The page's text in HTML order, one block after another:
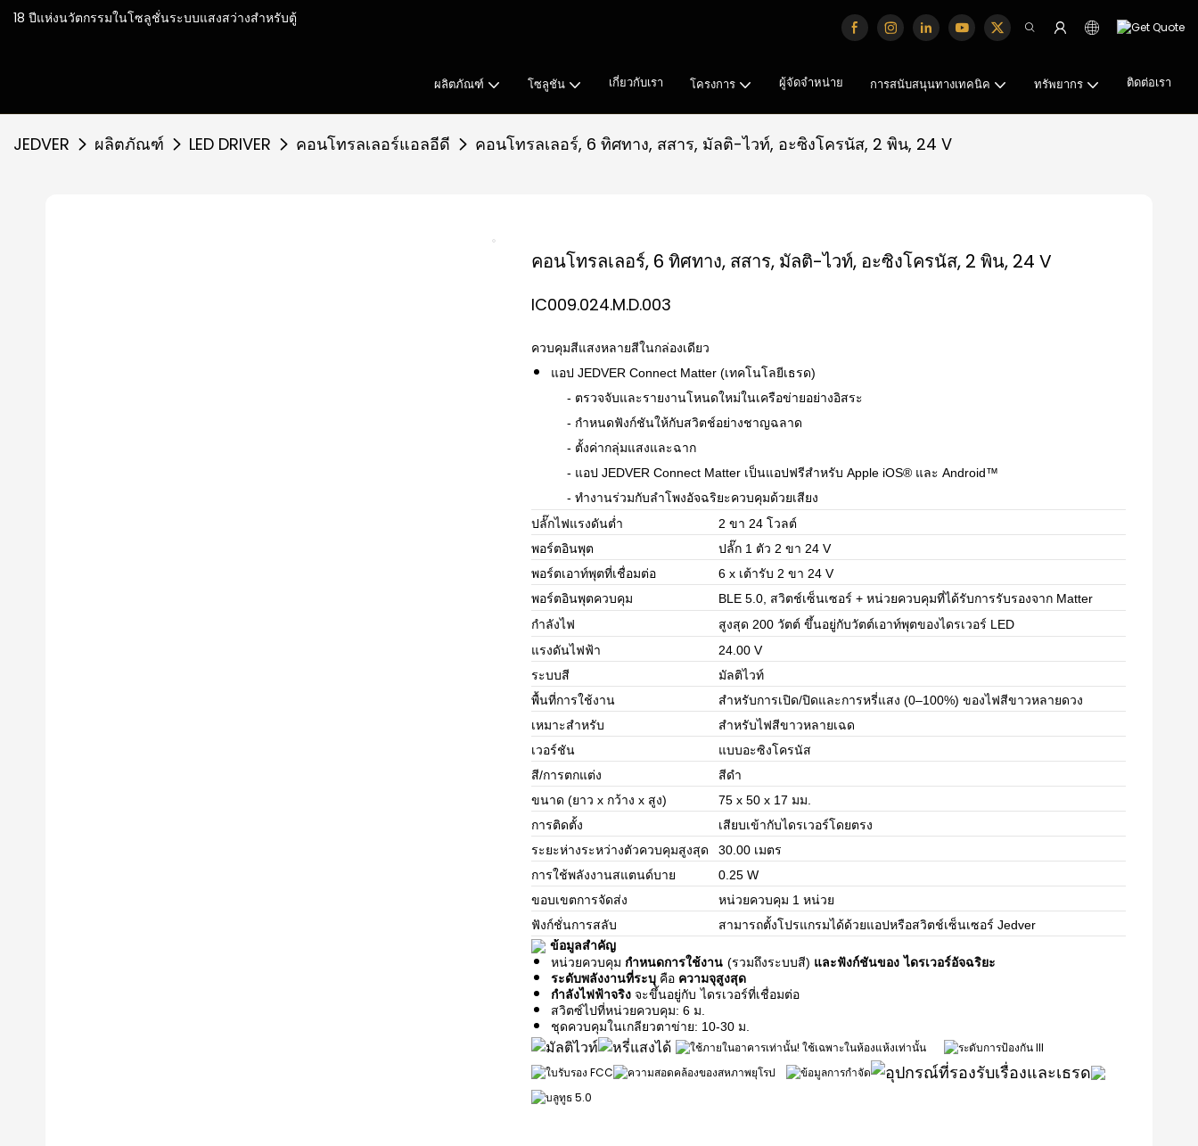
18 ปีแห่งนวัตกรรมในโซลูชั่นระบบแสงสว่างสำหรับตู้
ผลิตภัณฑ์ โซลูชัน เกี่ยวกับเรา โครงการ ผู้จัดจำหน่าย การสนับสนุนทางเทคนิค ทรัพยากร ติดต่อเรา
JEDVER ผลิตภัณฑ์ LED DRIVER คอนโทรลเลอร์แอลอีดี คอนโทรลเลอร์, 6 ทิศทาง, สสาร, มัลติ-ไวท์, อะซิงโครนัส, 2 พิน, 24 V
คอนโทรลเลอร์, 6 ทิศทาง, สสาร, มัลติ-ไวท์, อะซิงโครนัส, 2 พิน, 24 V
IC009.024.M.D.003
ควบคุมสีแสงหลายสีในกล่องเดียว
แอป JEDVER Connect Matter (เทคโนโลยีเธรด)
- ตรวจจับและรายงานโหนดใหม่ในเครือข่ายอย่างอิสระ
- กำหนดฟังก์ชันให้กับสวิตช์อย่างชาญฉลาด
- ตั้งค่ากลุ่มแสงและฉาก
- แอป JEDVER Connect Matter เป็นแอปฟรีสำหรับ Apple iOS® และ Android™
- ทำงานร่วมกับลำโพงอัจฉริยะควบคุมด้วยเสียง
ปลั๊กไฟแรงดันต่ำ
2 ขา 24 โวลต์
พอร์ตอินพุต
ปลั๊ก 1 ตัว 2 ขา 24 V
พอร์ตเอาท์พุตที่เชื่อมต่อ
6 x เต้ารับ 2 ขา 24 V
พอร์ตอินพุตควบคุม
BLE 5.0, สวิตช์เซ็นเซอร์ + หน่วยควบคุมที่ได้รับการรับรองจาก Matter
กำลังไฟ
สูงสุด 200 วัตต์ ขึ้นอยู่กับวัตต์เอาท์พุตของไดรเวอร์ LED
แรงดันไฟฟ้า
24.00 V
ระบบสี
มัลติไวท์
พื้นที่การใช้งาน
สำหรับการเปิด/ปิดและการหรี่แสง (0–100%) ของไฟสีขาวหลายดวง
เหมาะสำหรับ
สำหรับไฟสีขาวหลายเฉด
เวอร์ชัน
แบบอะซิงโครนัส
สี/การตกแต่ง
สีดำ
ขนาด (ยาว x กว้าง x สูง)
75 x 50 x 17 มม.
การติดตั้ง
เสียบเข้ากับไดรเวอร์โดยตรง
ระยะห่างระหว่างตัวควบคุมสูงสุด
30.00 เมตร
การใช้พลังงานสแตนด์บาย
0.25 W
ขอบเขตการจัดส่ง
หน่วยควบคุม 1 หน่วย
ฟังก์ชั่นการสลับ
สามารถตั้งโปรแกรมได้ด้วยแอปหรือสวิตช์เซ็นเซอร์ Jedver
ข้อมูลสำคัญ
หน่วยควบคุม กำหนดการใช้งาน (รวมถึงระบบสี) และฟังก์ชันของ ไดรเวอร์อัจฉริยะ
ระดับพลังงานที่ระบุคือ ความจุสูงสุด
กำลังไฟฟ้าจริงจะขึ้นอยู่กับ ไดรเวอร์ที่เชื่อมต่อ
สวิตซ์ไปที่หน่วยควบคุม: 6 ม.
ชุดควบคุมในเกลียวตาข่าย: 10-30 ม.